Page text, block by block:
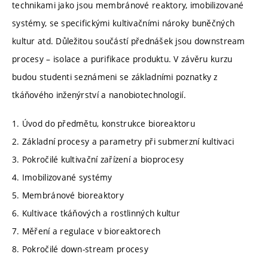
technikami jako jsou membránové reaktory, imobilizované
systémy, se specifickými kultivačními nároky buněčných
kultur atd. Důležitou součástí přednášek jsou downstream
procesy – isolace a purifikace produktu. V závěru kurzu
budou studenti seznámeni se základními poznatky z
tkáňového inženýrství a nanobiotechnologií.
1. Úvod do předmětu, konstrukce bioreaktoru
2. Základní procesy a parametry při submerzní kultivaci
3. Pokročilé kultivační zařízení a bioprocesy
4. Imobilizované systémy
5. Membránové bioreaktory
6. Kultivace tkáňových a rostlinných kultur
7. Měření a regulace v bioreaktorech
8. Pokročilé down-stream procesy